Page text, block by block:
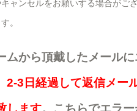
ャンセルをお願いする場合がご
。
から頂戴したメール
2-3日経過して返信メー
します。こちらでエラ